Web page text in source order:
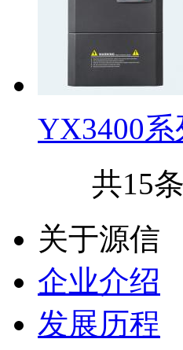
YX3400
共15
关于源信
企业介绍
发展历程